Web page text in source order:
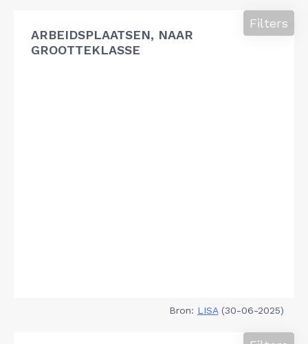
ARBEIDSPLAATSEN, NAAR
GROOTTEKLASSE
Filters
Bron: LISA(30-06-2025)